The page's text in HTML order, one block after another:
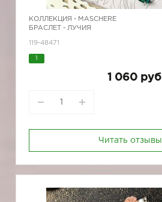
КОЛЛЕКЦИЯ - MASCHERE
БРАСЛЕТ - ЛУЧИЯ
119-48471
1 060 руб
Читать отзывы